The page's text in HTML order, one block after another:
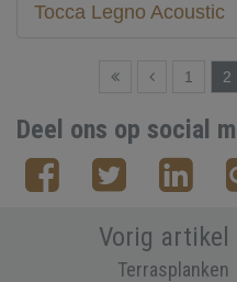
Tocca Legno Acoustic
1 2
Deel ons op social
Vorig artikel
Terrasplanken